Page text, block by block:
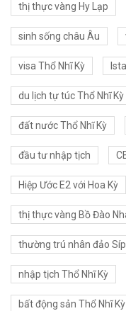
thị thực vàng Hy Lạp
sinh sống châu Âu
visa Thổ Nhĩ Kỳ
du lịch tự túc Thổ Nhĩ Kỳ
đất nước Thổ Nhĩ Kỳ
đầu tư nhập tịch
Hiệp Ước E2 với Hoa Kỳ
thị thực vàng Bồ Đào
thường trú nhân đảo Síp
nhập tịch Thổ Nhĩ Kỳ
bất động sản Thổ Nhĩ Kỳ